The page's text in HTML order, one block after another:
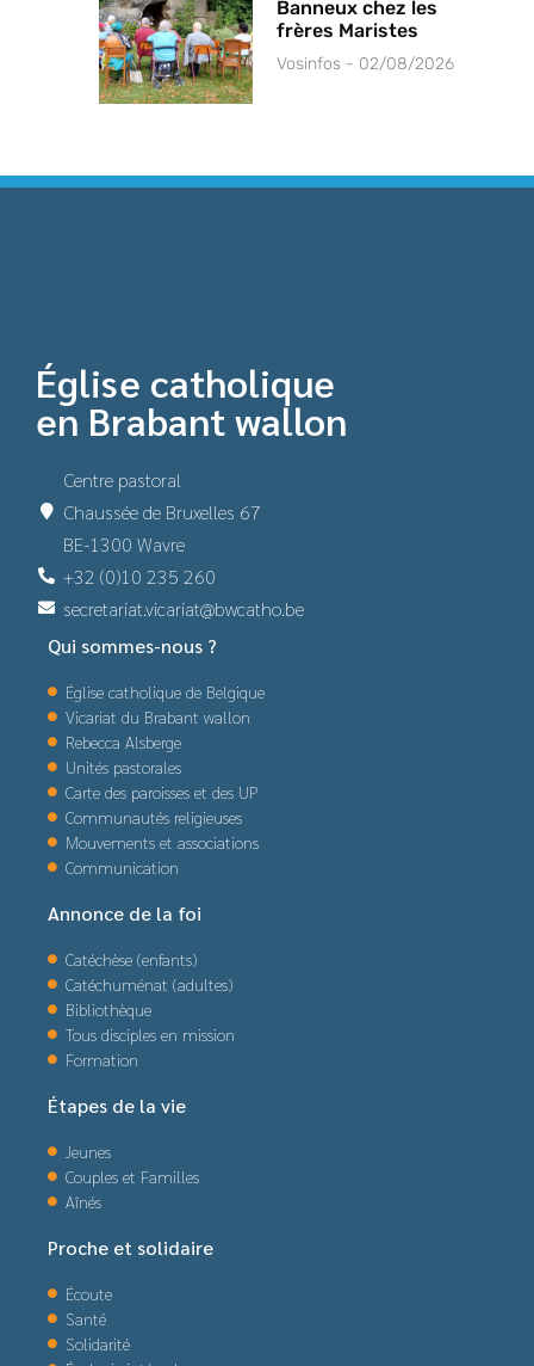
Banneux chez les
frères Maristes
Vosinfos 02/08/2026
Église catholique
en Brabant wallon
Centre pastoral
Chaussée de Bruxelles 67
BE-1300 Wavre
+32 (0)10 235 260
secretariat.vicariat@bwcatho.be
Qui sommes-nous ?
Église catholique de Belgique
Vicariat du Brabant wallon
Rebecca Alsberge
Unités pastorales
Carte des paroisses et des UP
Communautés religieuses
Mouvements et associations
Communication
Annonce de la foi
Catéchèse (enfants)
Catéchuménat (adultes)
Bibliothèque
Tous disciples en mission
Formation
Étapes de la vie
Jeunes
Couples et Familles
Aînés
Proche et solidaire
Écoute
Santé
Solidarité